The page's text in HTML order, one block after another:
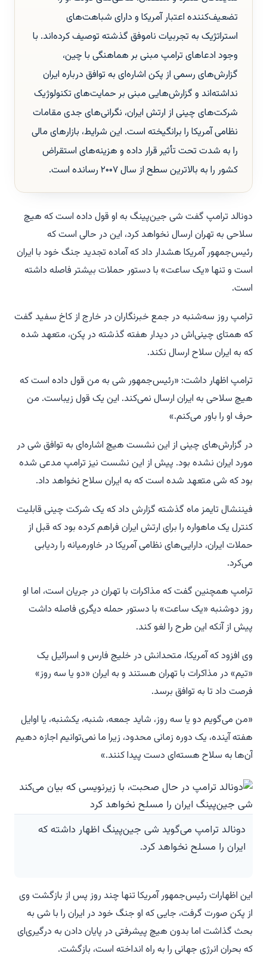
تضعیف‌کننده اعتبار آمریکا و دارای شباهت‌های
استراتژیک به تجربیات ناموفق گذشته توصیف کرده‌اند. با
وجود ادعاهای ترامپ مبنی بر هماهنگی با چین،
گزارش‌های رسمی از پکن اشاره‌ای به توافق درباره ایران
نداشته‌اند و گزارش‌هایی مبنی بر حمایت‌های تکنولوژیک
شرکت‌های چینی از ارتش ایران، نگرانی‌های جدی مقامات
نظامی آمریکا را برانگیخته است. این شرایط، بازارهای مالی
را به شدت تحت تأثیر قرار داده و هزینه‌های استقراض
کشور را به بالاترین سطح از سال ۲۰۰۷ رسانده است.
دونالد ترامپ گفت شی جین‌پینگ به او قول داده است که هیچ
سلاحی به تهران ارسال نخواهد کرد، این در حالی است که
رئیس‌جمهور آمریکا هشدار داد که آماده تجدید جنگ خود با ایران
است و تنها «یک ساعت» با دستور حملات بیشتر فاصله داشته
است.
ترامپ روز سه‌شنبه در جمع خبرنگاران در خارج از کاخ سفید گفت
که همتای چینی‌اش در دیدار هفته گذشته در پکن، متعهد شده
که به ایران سلاح ارسال نکند.
ترامپ اظهار داشت: «رئیس‌جمهور شی به من قول داده است که
هیچ سلاحی به ایران ارسال نمی‌کند. این یک قول زیباست. من
حرف او را باور می‌کنم.»
در گزارش‌های چینی از این نشست هیچ اشاره‌ای به توافق شی در
مورد ایران نشده بود. پیش از این نشست نیز ترامپ مدعی شده
بود که شی متعهد شده است که به ایران سلاح نخواهد داد.
فیننشال تایمز ماه گذشته گزارش داد که یک شرکت چینی قابلیت
کنترل یک ماهواره را برای ارتش ایران فراهم کرده بود که قبل از
حملات ایران، دارایی‌های نظامی آمریکا در خاورمیانه را ردیابی
می‌کرد.
ترامپ همچنین گفت که مذاکرات با تهران در جریان است، اما او
روز دوشنبه «یک ساعت» با دستور حمله دیگری فاصله داشت
پیش از آنکه این طرح را لغو کند.
وی افزود که آمریکا، متحدانش در خلیج فارس و اسرائیل یک
«تیم» در مذاکرات با تهران هستند و به ایران «دو یا سه روز»
فرصت داد تا به توافق برسد.
«من می‌گویم دو یا سه روز، شاید جمعه، شنبه، یکشنبه، یا اوایل
هفته آینده، یک دوره زمانی محدود، زیرا ما نمی‌توانیم اجازه دهیم
آن‌ها به سلاح هسته‌ای دست پیدا کنند.»
دونالد ترامپ می‌گوید شی جین‌پینگ اظهار داشته که
ایران را مسلح نخواهد کرد.
این اظهارات رئیس‌جمهور آمریکا تنها چند روز پس از بازگشت وی
از پکن صورت گرفت، جایی که او جنگ خود در ایران را با شی به
بحث گذاشت اما بدون هیچ پیشرفتی در پایان دادن به درگیری‌ای
که بحران انرژی جهانی را به راه انداخته است، بازگشت.